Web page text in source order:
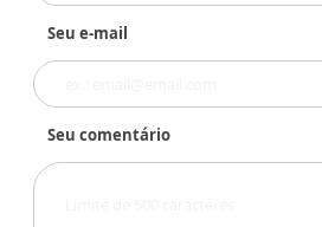
Seu e-mail
Seu comentário